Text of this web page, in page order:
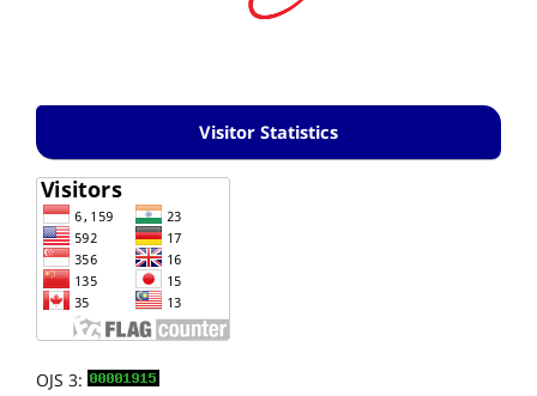
Visitor Statistics
OJS 3: